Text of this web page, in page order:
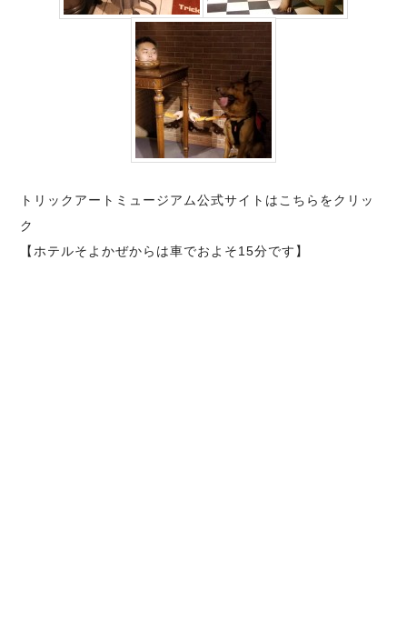
トリックアートミュージアム公式サイトはこちらをクリッ
ク
【ホテルそよかぜからは車でおよそ15分です】